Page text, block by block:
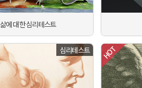
삶에 대한 심리테스트
심리테스트